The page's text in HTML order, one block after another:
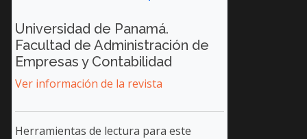
Universidad de Panamá.
Facultad de Administración de
Empresas y Contabilidad
Ver información de la revista
Herramientas de lectura para este